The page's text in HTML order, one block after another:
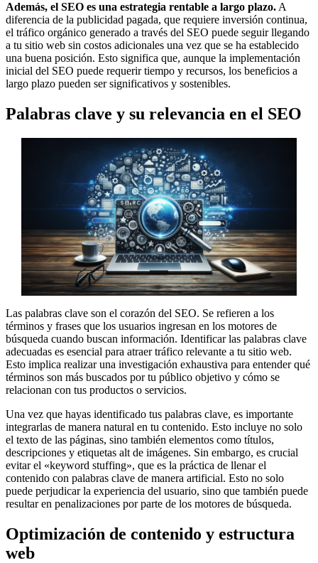
Además, el SEO es una estrategia rentable a largo plazo. A
diferencia de la publicidad pagada, que requiere inversión continua,
el tráfico orgánico generado a través del SEO puede seguir llegando
a tu sitio web sin costos adicionales una vez que se ha establecido
una buena posición. Esto significa que, aunque la implementación
inicial del SEO puede requerir tiempo y recursos, los beneficios a
largo plazo pueden ser significativos y sostenibles.
Palabras clave y su relevancia en el SEO
Las palabras clave son el corazón del SEO. Se refieren a los
términos y frases que los usuarios ingresan en los motores de
búsqueda cuando buscan información. Identificar las palabras clave
adecuadas es esencial para atraer tráfico relevante a tu sitio web.
Esto implica realizar una investigación exhaustiva para entender qué
términos son más buscados por tu público objetivo y cómo se
relacionan con tus productos o servicios.
Una vez que hayas identificado tus palabras clave, es importante
integrarlas de manera natural en tu contenido. Esto incluye no solo
el texto de las páginas, sino también elementos como títulos,
descripciones y etiquetas alt de imágenes. Sin embargo, es crucial
evitar el «keyword stuffing», que es la práctica de llenar el
contenido con palabras clave de manera artificial. Esto no solo
puede perjudicar la experiencia del usuario, sino que también puede
resultar en penalizaciones por parte de los motores de búsqueda.
Optimización de contenido y estructura
web